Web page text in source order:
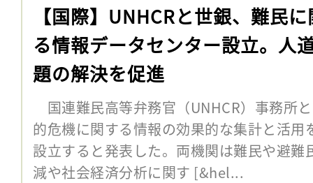
【国際】UNHCRと世銀、難民
る情報データセンター設立。人
題の解決を促進
国連難民高等弁務官（UNHCR）事務所
的危機に関する情報の効果的な集計と活
設立すると発表した。両機関は難民や避難
減や社会経済分析に関す [&hel...